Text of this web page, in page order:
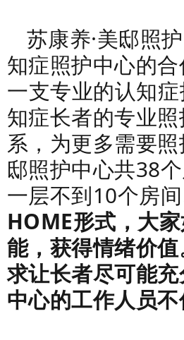
苏康养·美邸照
知症照护中心的
一支专业的认知
知症长者的专业
系，为更多需要
邸照护中心共38
一层不到10个房
HOME形式，大
能，获得情绪价
求让长者尽可能
中心的工作人员